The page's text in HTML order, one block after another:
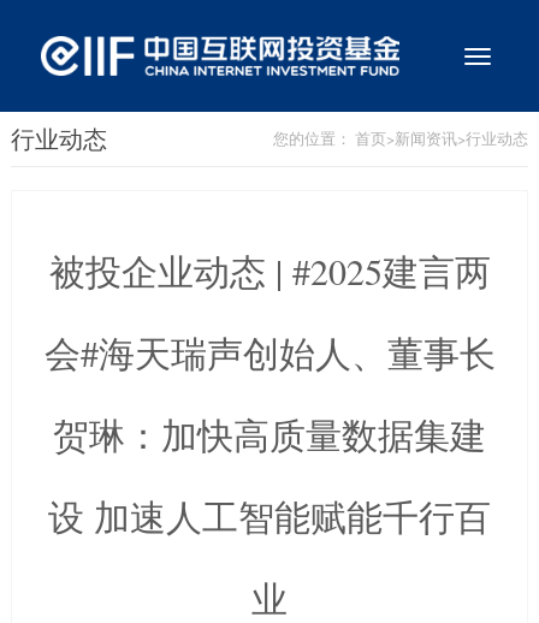
切
航
您的位置：首页>新闻资讯>行业动态
行业动态
被投企业动态 | #2025建言两
会#海天瑞声创始人、董事长
贺琳：加快高质量数据集建
设 加速人工智能赋能千行百
业